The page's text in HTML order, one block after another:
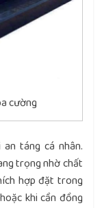
cường
táng cá nhân.
trọng nhờ chất
hợp đặt trong
khi cần đồng